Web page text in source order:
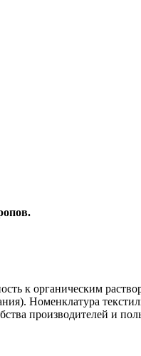
к органическим
Номенклатура
производителей и